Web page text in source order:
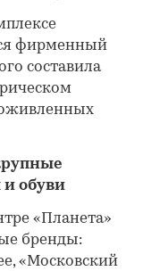
фирменный
составила
оживленных
обуви
«Планета»
бренды:
«Московский